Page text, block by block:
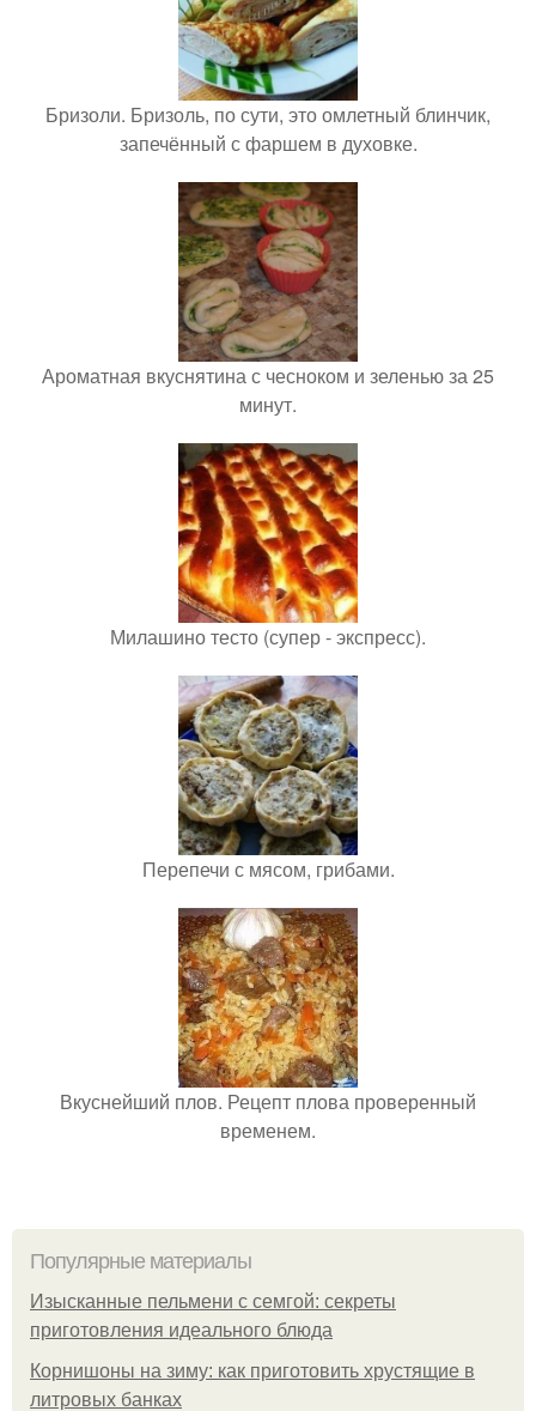
Бризоли. Бризоль, по сути, это омлетный блинчик,
запечённый с фаршем в духовке.
Ароматная вкуснятина с чесноком и зеленью за 25
минут.
Милашино тесто (супер - экспресс).
Перепечи с мясом, грибами.
Вкуснейший плов. Рецепт плова проверенный
временем.
Популярные материалы
Изысканные пельмени с семгой: секреты
приготовления идеального блюда
Корнишоны на зиму: как приготовить хрустящие в
литровых банках